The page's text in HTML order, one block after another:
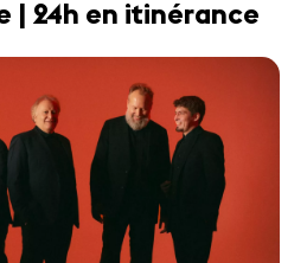
| 24h en itinérance